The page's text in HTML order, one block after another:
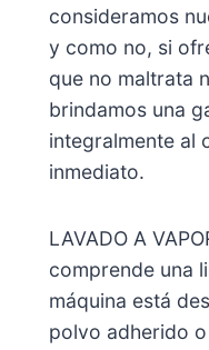
consideramos
y como no, si
que no maltrata
brindamos una
integralmente al
inmediato.
LAVADO A
comprende una
máquina está
polvo adherido